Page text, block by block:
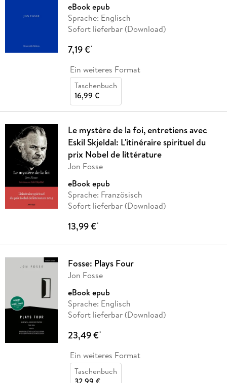
eBook epub
Sprache: Englisch
Sofort lieferbar (Download)
7,19 €*
Ein weiteres Format
Taschenbuch
16,99 €
Le mystère de la foi, entretiens avec
Eskil Skjeldal: L'itinéraire spirituel du
prix Nobel de littérature
Jon Fosse
eBook epub
Sprache: Französisch
Sofort lieferbar (Download)
13,99 €*
Fosse: Plays Four
Jon Fosse
eBook epub
Sprache: Englisch
Sofort lieferbar (Download)
23,49 €*
Ein weiteres Format
Taschenbuch